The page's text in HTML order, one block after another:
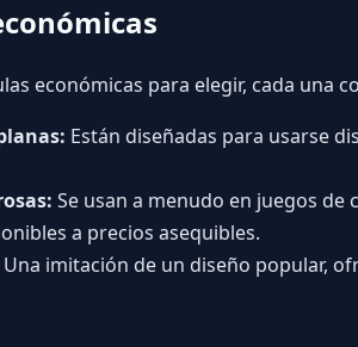
económicas para elegir, cada una
Están diseñadas para usarse
Se usan a menudo en juegos
a precios asequibles.
Una imitación de un diseño popular,